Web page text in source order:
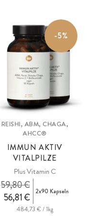
-5%
REISHI, ABM, CHAGA,
AHCC®
IMMUN AKTIV
VITALPILZE
Plus Vitamin C
56,81 €
59,80 € 2x90 Kapseln
484,73 € / 1kg